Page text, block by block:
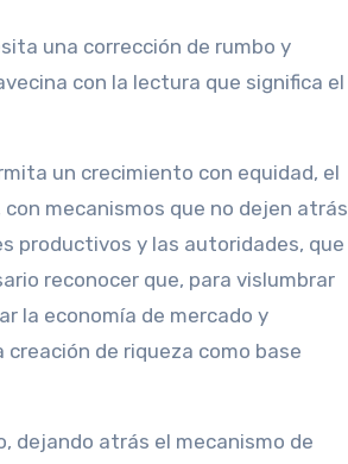
una corrección de rumbo y
con la lectura que significa el
un crecimiento con equidad, el
mecanismos que no dejen atrás
productivos y las autoridades, que
reconocer que, para vislumbrar
la economía de mercado y
de riqueza como base
dejando atrás el mecanismo de